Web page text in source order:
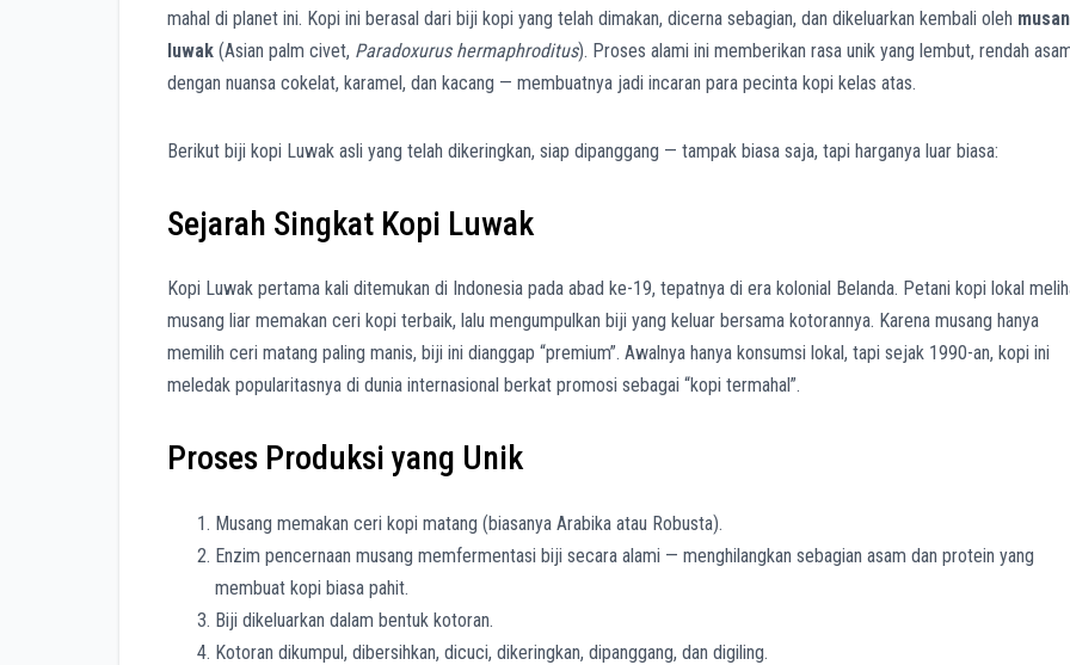
mahal di planet ini. Kopi ini berasal dari biji kopi yang telah dimakan, dicerna sebagian, dan dikeluarkan kembali oleh
luwak (Asian palm civet, Paradoxurus hermaphroditus). Proses alami ini memberikan rasa unik yang lembut, rendah
dengan nuansa cokelat, karamel, dan kacang — membuatnya jadi incaran para pecinta kopi kelas atas.
Berikut biji kopi Luwak asli yang telah dikeringkan, siap dipanggang — tampak biasa saja, tapi harganya luar biasa:
Sejarah Singkat Kopi Luwak
Kopi Luwak pertama kali ditemukan di Indonesia pada abad ke-19, tepatnya di era kolonial Belanda. Petani kopi lokal
musang liar memakan ceri kopi terbaik, lalu mengumpulkan biji yang keluar bersama kotorannya. Karena musang hanya
memilih ceri matang paling manis, biji ini dianggap “premium”. Awalnya hanya konsumsi lokal, tapi sejak 1990-an, kopi ini
meledak popularitasnya di dunia internasional berkat promosi sebagai “kopi termahal”.
Proses Produksi yang Unik
Musang memakan ceri kopi matang (biasanya Arabika atau Robusta).
Enzim pencernaan musang memfermentasi biji secara alami — menghilangkan sebagian asam dan protein yang
membuat kopi biasa pahit.
Biji dikeluarkan dalam bentuk kotoran.
Kotoran dikumpul, dibersihkan, dicuci, dikeringkan, dipanggang, dan digiling.